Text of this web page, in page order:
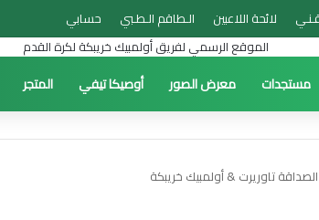
لائحة اللاعبين الـطاقم الـطـبي حسابي
مستجدات معرض الصور أوصيكا تيفي المتجر
تاوريرت & أولمبيك خريبكة